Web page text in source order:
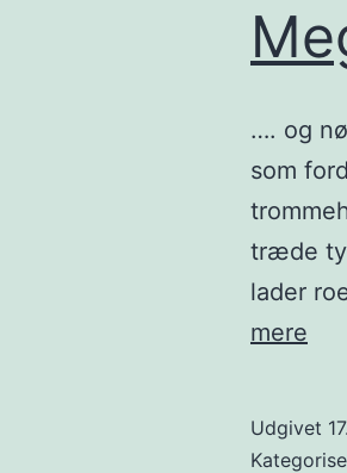
…. og
som
træde
lader
mere
møj
Udgivet